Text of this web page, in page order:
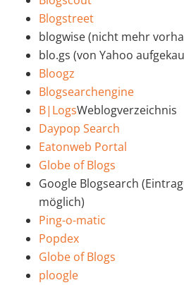
Blogstreet
blogwise (nicht mehr
blo.gs (von Yahoo
Bloogz
Blogsearchengine
B|LogsWeblogverzeichnis
Daypop Search
Eatonweb Portal
Globe of Blogs
Google Blogsearch
möglich)
Ping-o-matic
Popdex
Globe of Blogs
ploogle